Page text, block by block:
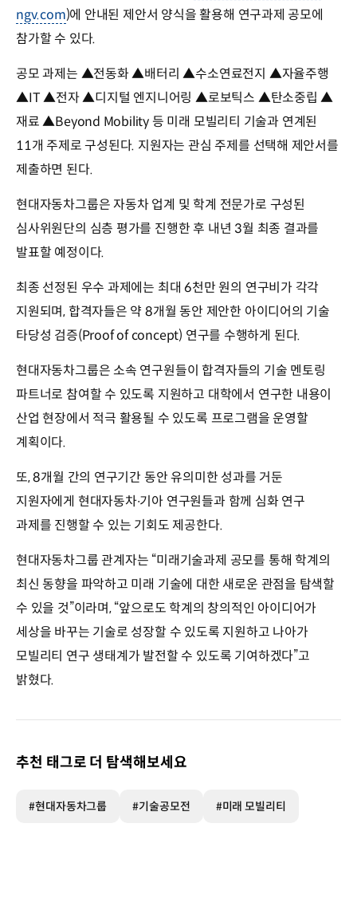
ngv.com)에 안내된 제안서 양식을 활용해 연구과제 공모에
참가할 수 있다.
공모 과제는 ▲전동화 ▲배터리 ▲수소연료전지 ▲자율주행
▲IT ▲전자 ▲디지털 엔지니어링 ▲로보틱스 ▲탄소중립 ▲
재료 ▲Beyond Mobility 등 미래 모빌리티 기술과 연계된
11개 주제로 구성된다. 지원자는 관심 주제를 선택해 제안서를
제출하면 된다.
현대자동차그룹은 자동차 업계 및 학계 전문가로 구성된
심사위원단의 심층 평가를 진행한 후 내년 3월 최종 결과를
발표할 예정이다.
최종 선정된 우수 과제에는 최대 6천만 원의 연구비가 각각
지원되며, 합격자들은 약 8개월 동안 제안한 아이디어의 기술
타당성 검증(Proof of concept) 연구를 수행하게 된다.
현대자동차그룹은 소속 연구원들이 합격자들의 기술 멘토링
파트너로 참여할 수 있도록 지원하고 대학에서 연구한 내용이
산업 현장에서 적극 활용될 수 있도록 프로그램을 운영할
계획이다.
또, 8개월 간의 연구기간 동안 유의미한 성과를 거둔
지원자에게 현대자동차∙기아 연구원들과 함께 심화 연구
과제를 진행할 수 있는 기회도 제공한다.
현대자동차그룹 관계자는 “미래기술과제 공모를 통해 학계의
최신 동향을 파악하고 미래 기술에 대한 새로운 관점을 탐색할
수 있을 것”이라며, “앞으로도 학계의 창의적인 아이디어가
세상을 바꾸는 기술로 성장할 수 있도록 지원하고 나아가
모빌리티 연구 생태계가 발전할 수 있도록 기여하겠다”고
밝혔다.
추천 태그로 더 탐색해보세요
#현대자동차그룹 #기술공모전 #미래 모빌리티